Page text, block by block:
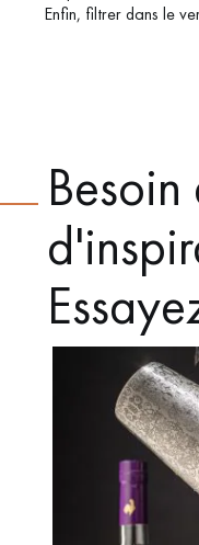
Enfin, filtrer dans le